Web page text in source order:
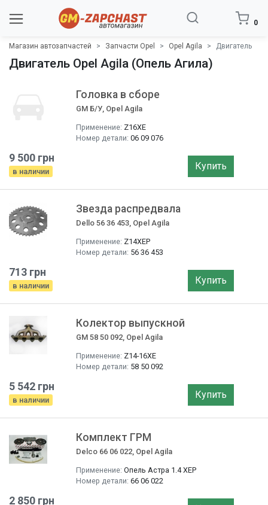
0
Магазин автозапчастей Запчасти Opel Opel Agila Двигатель
Двигатель Opel Agila (Опель Агила)
Головка в сборе
GM Б/У, Opel Agila
Применение: Z16XE
Номер детали: 06 09 076
9 500 грн
в наличии Купить
Звезда распредвала
Dello 56 36 453, Opel Agila
Применение: Z14XEP
Номер детали: 56 36 453
713 грн
в наличии Купить
Колектор выпускной
GM 58 50 092, Opel Agila
Применение: Z14-16XE
Номер детали: 58 50 092
5 542 грн
в наличии Купить
Комплект ГРМ
Delco 66 06 022, Opel Agila
Применение: Опель Астра 1.4 XEP
Номер детали: 66 06 022
2 850 грн